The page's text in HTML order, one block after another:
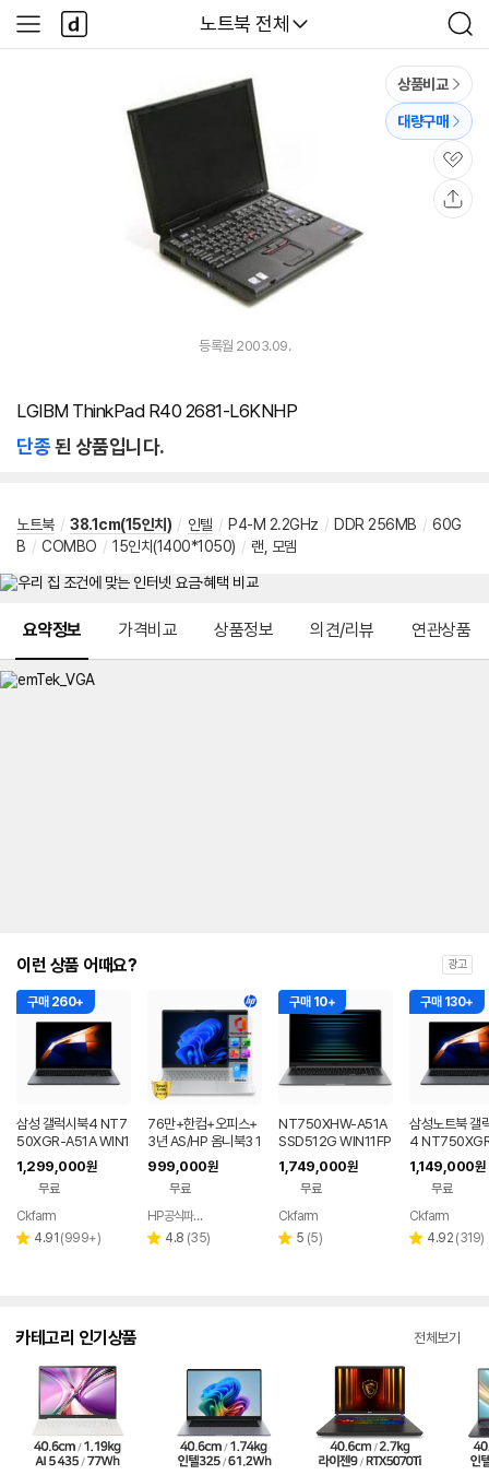
다나와
노트북 전체
검
색
사
이
다
나
와
상품비교
대량구매
관
심
등록월 2003.09.
LGIBM ThinkPad R40 2681-L6KNHP
단종된 상품입니다.
노트북 / 38.1cm(15인치) / 인텔 / P4-M 2.2GHz / DDR 256MB / 60G
B / COMBO / 15인치(1400*1050) / 랜, 모뎀
요약정보 가격비교 상품정보 의견/리뷰 연관상품
이런 상품 어때요? 광고
구매 260+
삼성 갤럭시북4 NT7
50XGR-A51A WIN1
1 FPP(버젼UP설치)
업무용 학생용 사무용
노트북 문스톤그레이
1,299,000원
무료
페이
Ckfarm
별 4.91 리
(999+)
76만+한컴+오피스+
3년 AS/HP 옴니북3 1
6인치 사무용 대학생
저렴한 대학생 노트북
999,000원
무료
HP공식파트너 이텍컴퓨터
별 4.8 리
(35)
구매 10+
NT750XHW-A51A
SSD512G WIN11FP
P(버젼UP설치) 삼성
전자 갤럭시북5 노트
1,749,000원
무료
Ckfarm
별 5 리
(5)
구매 130+
삼성노트북 갤
4
3세대 16G
무용 업무용 학
성비 노트북
1,149,000원
무료
페이
Ckfarm
별 4.92 리
(319)
카테고리 인기상품 전체보기